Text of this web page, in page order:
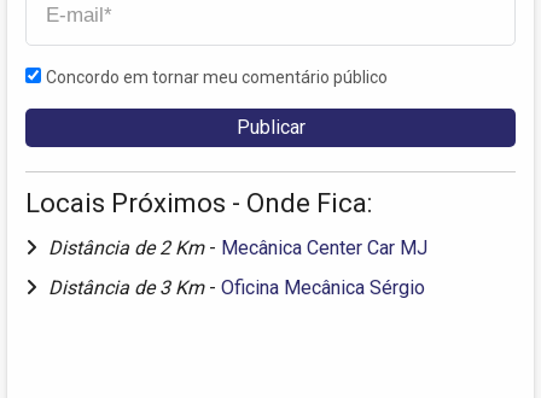
Concordo em tornar meu comentário público
Locais Próximos - Onde Fica:
Distância de 2 Km - Mecânica Center Car MJ
Distância de 3 Km - Oficina Mecânica Sérgio